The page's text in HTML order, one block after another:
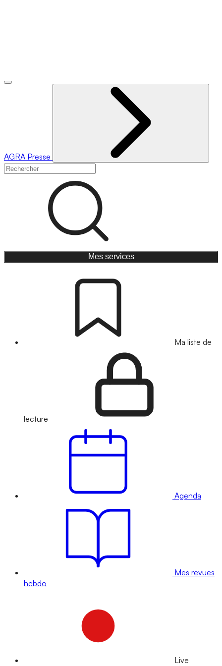
AGRA Presse
Mes services
Ma liste de
lecture
Agenda
Mes revues
hebdo
Live